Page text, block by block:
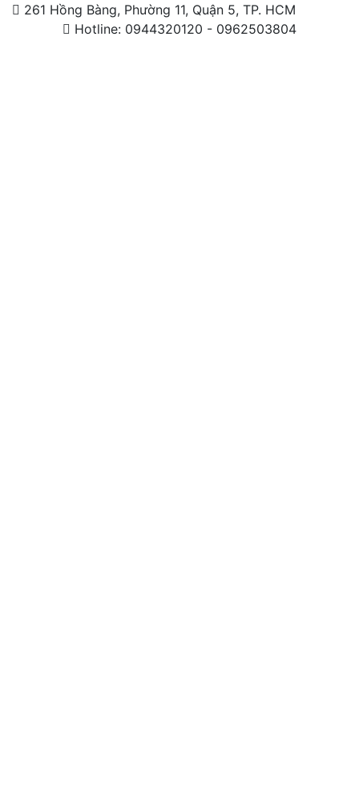
261 Hồng Bàng, Phường 11, Quận 5, TP. HCM
Hotline: 0944320120 - 0962503804